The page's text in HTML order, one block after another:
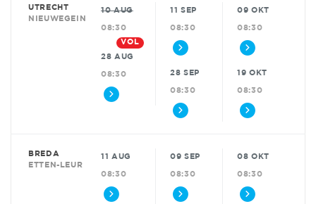
UTRECHT
NIEUWEGEIN
10 AUG
08:30
VOL
28 AUG
08:30
11 SEP
08:30
28 SEP
08:30
09 OKT
08:30
19 OKT
08:30
BREDA
ETTEN-LEUR
11 AUG
08:30
09 SEP
08:30
08 OKT
08:30